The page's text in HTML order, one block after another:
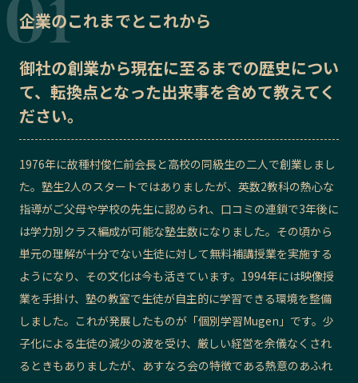
「人」から探す
お問い合わせ 会社概要
企業のこれまでとこれから
御社の創業から現在に至るまでの歴史につい
て、転換点となった出来事を含めて教えてく
ださい。
1976年に故種村俊仁前会長と高校の同級生の二人で創業しまし
た。塾生2人のスタートではありましたが、英数2教科の熱心な
指導がご父母や学校の先生に認められ、口コミの連鎖で3年後に
は学力別クラス編成が可能な塾生数になりました。その頃から
単元の理解が十分でない生徒に対して無料補講授業を実施する
ようになり、その文化は今も活きています。1994年には映像授
業を手掛け、塾の教室で生徒が自主的に学習できる環境を整備
しました。これが発展したものが「個別学習Mugen」です。少
子化による生徒の減少の波を受け、厳しい経営を余儀なくされ
るときもありましたが、あすなろ会の特徴である熱意のあふれ